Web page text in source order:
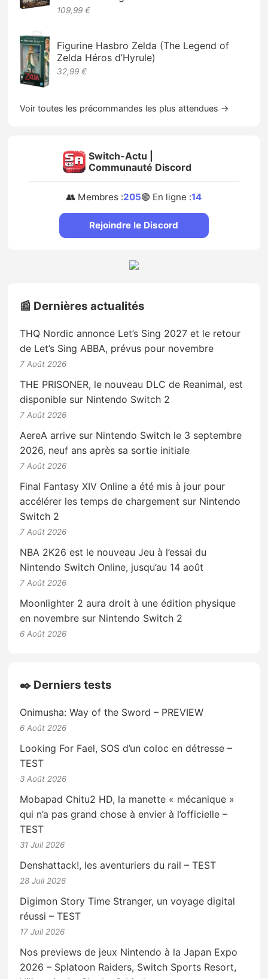
109,99 €
Figurine Hasbro Zelda (The Legend of
Zelda Héros d’Hyrule)
32,99 €
Voir toutes les précommandes les plus attendues →
Switch-Actu |
Communauté Discord
👥 Membres :205🟢 En ligne :14
Rejoindre le Discord
📰 Dernières actualités
THQ Nordic annonce Let’s Sing 2027 et le retour
de Let’s Sing ABBA, prévus pour novembre
7 Août 2026
THE PRISONER, le nouveau DLC de Reanimal, est
disponible sur Nintendo Switch 2
7 Août 2026
AereA arrive sur Nintendo Switch le 3 septembre
2026, neuf ans après sa sortie initiale
7 Août 2026
Final Fantasy XIV Online a été mis à jour pour
accélérer les temps de chargement sur Nintendo
Switch 2
7 Août 2026
NBA 2K26 est le nouveau Jeu à l’essai du
Nintendo Switch Online, jusqu’au 14 août
7 Août 2026
Moonlighter 2 aura droit à une édition physique
en novembre sur Nintendo Switch 2
6 Août 2026
✒️ Derniers tests
Onimusha: Way of the Sword – PREVIEW
6 Août 2026
Looking For Fael, SOS d’un coloc en détresse –
TEST
3 Août 2026
Mobapad Chitu2 HD, la manette « mécanique »
qui n’a pas grand chose à envier à l’officielle –
TEST
31 Juil 2026
Denshattack!, les aventuriers du rail – TEST
28 Juil 2026
Digimon Story Time Stranger, un voyage digital
réussi – TEST
17 Juil 2026
Nos previews de jeux Nintendo à la Japan Expo
2026 – Splatoon Raiders, Switch Sports Resort,